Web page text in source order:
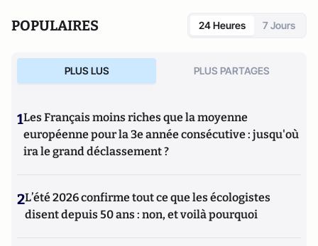
POPULAIRES 24 Heures 7 Jours
PLUS LUS PLUS PARTAGES
1Les Français moins riches que la moyenne
européenne pour la 3e année consécutive : jusqu'où
ira le grand déclassement ?
2L’été 2026 confirme tout ce que les écologistes
disent depuis 50 ans : non, et voilà pourquoi